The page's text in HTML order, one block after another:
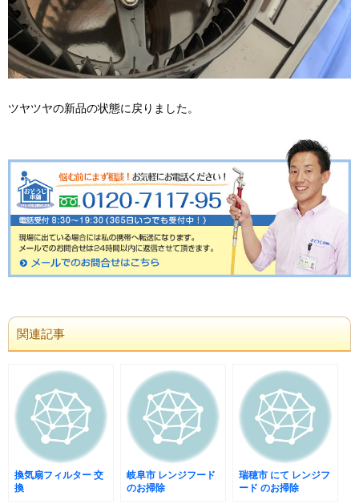
ツヤツヤの新品の状態に戻りました。
関連記事
換気扇フィルター 交
換
岐阜市 レンジフード
のお掃除
瑞穂市 にて レンジフ
ード のお掃除